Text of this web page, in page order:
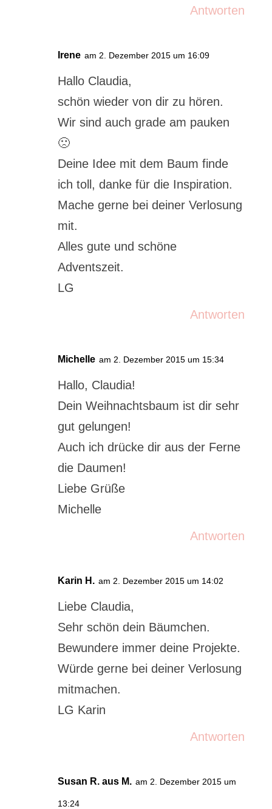
Antworten
Irene am 2. Dezember 2015 um 16:09
Hallo Claudia,
schön wieder von dir zu hören.
Wir sind auch grade am pauken
🙁
Deine Idee mit dem Baum finde
ich toll, danke für die Inspiration.
Mache gerne bei deiner Verlosung
mit.
Alles gute und schöne
Adventszeit.
LG
Antworten
Michelle am 2. Dezember 2015 um 15:34
Hallo, Claudia!
Dein Weihnachtsbaum ist dir sehr
gut gelungen!
Auch ich drücke dir aus der Ferne
die Daumen!
Liebe Grüße
Michelle
Antworten
Karin H. am 2. Dezember 2015 um 14:02
Liebe Claudia,
Sehr schön dein Bäumchen.
Bewundere immer deine Projekte.
Würde gerne bei deiner Verlosung
mitmachen.
LG Karin
Antworten
Susan R. aus M. am 2. Dezember 2015 um
13:24